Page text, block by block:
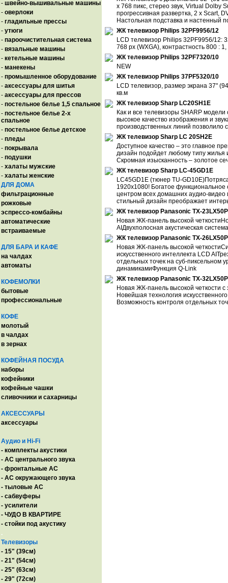
- швейно-вышивальные машины
- оверлоки
- гладильные прессы
- утюги
- пароочистительная система
- вязальные машины
- кетельные машины
- манекены
- промышленное оборудование
- аксессуары для шитья
- аксессуары для прессов
- постельное белье 1,5 спальное
- постельное белье 2-х
спальное
- постельное белье детское
- пледы
- покрывала
- подушки
- халаты мужские
- халаты женские
ДЛЯ ДОМА
фильтрационные
рожковые
эспрессо-комбайны
автоматические
встраиваемые
ДЛЯ БАРА И КАФЕ
на чалдах
автоматы
КОФЕМОЛКИ
бытовые
профессиональные
КОФЕ
молотый
в чалдах
в зернах
КОФЕЙНАЯ ПОСУДА
наборы
кофейники
кофейные чашки
сливочники и сахарницы
АКСЕССУАРЫ
аксессуары
Аудио и Hi-Fi
- комплекты акустики
- AC центрального звука
- фронтальные АС
- АС окружающего звука
- тыловые АС
- сабвуферы
- усилители
- ЧУДО В КВАРТИРЕ
- стойки под акустику
.
Телевизоры
- 15" (39см)
- 21" (54см)
- 25" (63см)
- 29" (72см)
х 768 пикс, стерео звук, Virtual Dolby
прогрессивная развертка, 2 х Scart,
Настольная подставка и настенный
ЖК телевизор Philips 32PF9956/12
LCD телевизор Philips 32PF9956/12:
768 px (WXGA), контрастность 800 :
ЖК телевизор Philips 32PF7320/10
NEW
ЖК телевизор Philips 37PF5320/10
LCD телевизор, размер экрана 37"
кв.м
ЖК телевизор Sharp LC20SH1E
Как и все телевизоры SHARP
высокое качество изображения и
производственных линий позволило
ЖК телевизор Sharp LC 20SH2E
Доступное качество – это главное
дизайн подойдет любому типу жилья
Скромная изысканность – золотое
ЖК телевизор Sharp LC-45GD1E
LC45GD1E (тюнер TU-
1920х1080! Богатое
центром всех домашних аудио-видео
стильный дизайн преображает
ЖК телевизор Panasonic TX-23LX50P
Новая ЖК-панель высокой
AIДвухполосная акустическая
ЖК телевизор Panasonic TX-26LX50P
Новая ЖК-панель высокой
искусственного интеллекта LCD
отдельных точек на суб-пиксельном
динамикамиФункция Q-Link
ЖК телевизор Panasonic TX-32LX50P
Новая ЖК-панель высокой четкости
Новейшая технология
Возможность контроля отдельных